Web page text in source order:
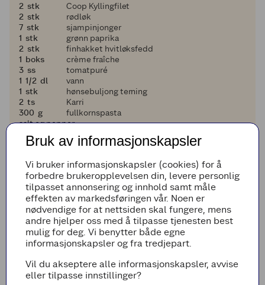
2
2 stk
Coop Kyllingfilet
2
2 stk
rødløk
7
7 stk
sjampinjonger
11 stk
grønn paprika
2
2 stk
finhakket hvitløksfedd
11 boks
crème fraîche
3
3 ss
tomatpuré
1 og en halv
1 1/2 dl
vann
11 stk
hønsebuljong terning
2
2 ts
Karri
300
300 g
fullkornspasta
salt og pepper
Legg til i handleliste
Fremgangsmetode
Kok pasta etter anvisningen på pakken. Hell
av vannet og sett til side.
biter. Stek noen minutter på middels varme i
en stekepanne.
Bruk av informasjonskapsler
Vi bruker informasjonskapsler (cookies) for å
forbedre brukeropplevelsen din, levere personlig
tilpasset annonsering og innhold samt måle
effekten av markedsføringen vår. Noen er
nødvendige for at nettsiden skal fungere, mens
andre hjelper oss med å tilpasse tjenesten best
mulig for deg. Vi benytter både egne
informasjonskapsler og fra tredjepart.
Vil du akseptere alle informasjonskapsler, avvise
eller tilpasse innstillinger?